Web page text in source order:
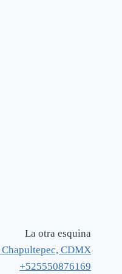
La otra esquina
CDMX
+525550876169